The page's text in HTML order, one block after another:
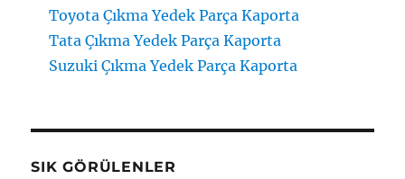
Toyota Çıkma Yedek Parça Kaporta
Tata Çıkma Yedek Parça Kaporta
Suzuki Çıkma Yedek Parça Kaporta
SIK GÖRÜLENLER